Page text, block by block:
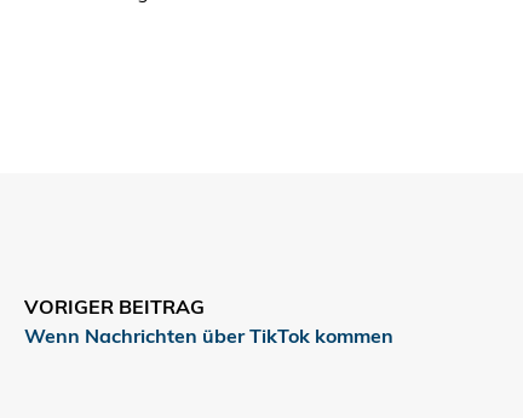
VORIGER BEITRAG
Wenn Nachrichten über TikTok kommen